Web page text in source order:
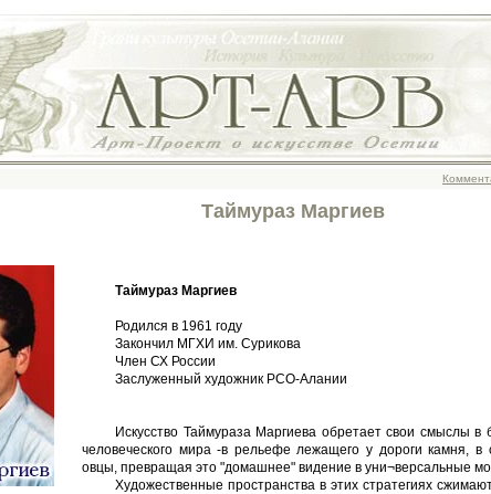
Таймураз Маргиев
Таймураз Маргиев
Родился в 1961 году
Закончил МГХИ им. Сурикова
Член СХ России
Заслуженный художник РСО-Алании
Искусство Таймураза Маргиева обретает свои смыслы в
человеческого мира -в рельефе лежащего у дороги камня, в
овцы, превращая это "домашнее" видение в уни¬версальные
Художественные пространства в этих стратегиях